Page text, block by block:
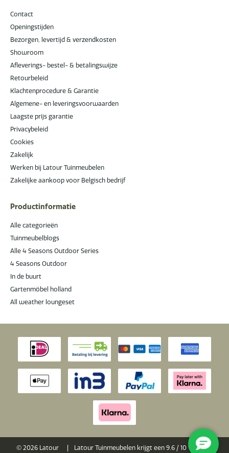
Contact
Openingstijden
Bezorgen, levertijd & verzendkosten
Showroom
Afleverings- bestel- & betalingswijze
Retourbeleid
Klachtenprocedure & Garantie
Algemene- en leveringsvoorwaarden
Laagste prijs garantie
Privacybeleid
Cookies
Zakelijk
Werken bij Latour Tuinmeubelen
Zakelijke aankoop voor Belgisch bedrijf
Productinformatie
Alle categorieën
Tuinmeubelblogs
Alle 4 Seasons Outdoor Series
4 Seasons Outdoor
In de buurt
Gartenmöbel holland
All weather loungeset
© 2026 Latour | Latour Tuinmeubelen krijgt een 9.6 / 10van 10 op